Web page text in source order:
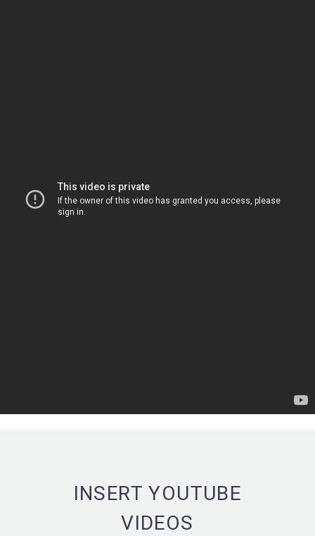
INSERT YOUTUBE
VIDEOS